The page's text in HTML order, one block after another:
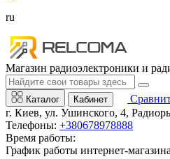
ru
Магазин радиоэлектроники и
Каталог Кабинет
г. Киев, ул. Ушинского, 4,
Телефоны: +380678978888
Время работы:
График работы интернет-